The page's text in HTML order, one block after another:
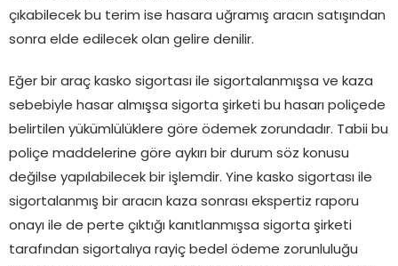
çıkabilecek bu terim ise hasara uğramış aracın satışından
sonra elde edilecek olan gelire denilir.
Eğer bir araç kasko sigortası ile sigortalanmışsa ve kaza
sebebiyle hasar almışsa sigorta şirketi bu hasarı poliçede
belirtilen yükümlülüklere göre ödemek zorundadır. Tabii bu
poliçe maddelerine göre aykırı bir durum söz konusu
değilse yapılabilecek bir işlemdir. Yine kasko sigortası ile
sigortalanmış bir aracın kaza sonrası ekspertiz raporu
onayı ile de perte çıktığı kanıtlanmışsa sigorta şirketi
tarafından sigortalıya rayiç bedel ödeme zorunluluğu